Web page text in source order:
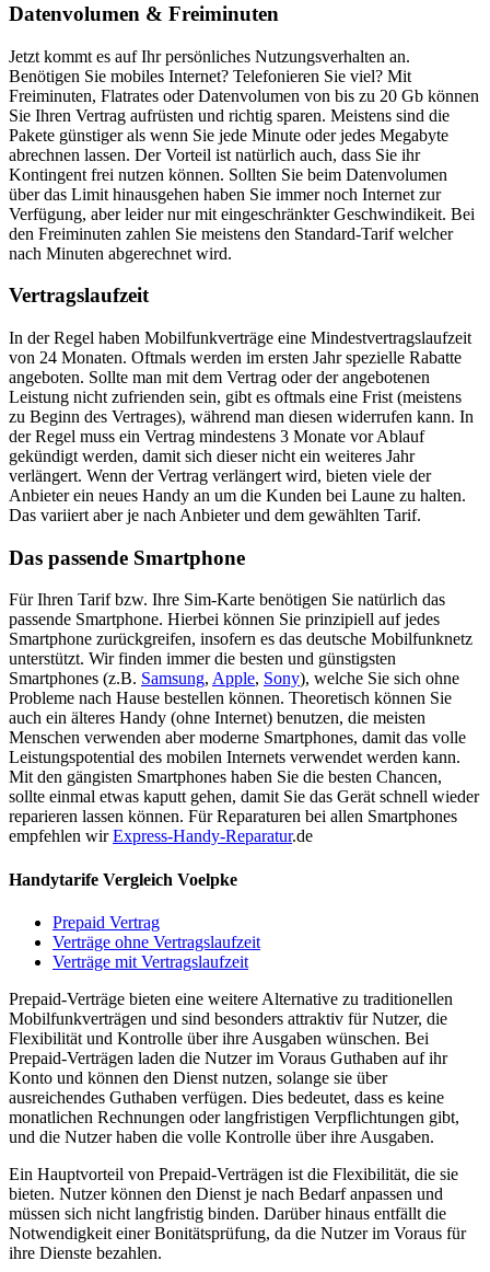
Datenvolumen & Freiminuten
Jetzt kommt es auf Ihr persönliches Nutzungsverhalten an.
Benötigen Sie mobiles Internet? Telefonieren Sie viel? Mit
Freiminuten, Flatrates oder Datenvolumen von bis zu 20 Gb können
Sie Ihren Vertrag aufrüsten und richtig sparen. Meistens sind die
Pakete günstiger als wenn Sie jede Minute oder jedes Megabyte
abrechnen lassen. Der Vorteil ist natürlich auch, dass Sie ihr
Kontingent frei nutzen können. Sollten Sie beim Datenvolumen
über das Limit hinausgehen haben Sie immer noch Internet zur
Verfügung, aber leider nur mit eingeschränkter Geschwindikeit. Bei
den Freiminuten zahlen Sie meistens den Standard-Tarif welcher
nach Minuten abgerechnet wird.
Vertragslaufzeit
In der Regel haben Mobilfunkverträge eine Mindestvertragslaufzeit
von 24 Monaten. Oftmals werden im ersten Jahr spezielle Rabatte
angeboten. Sollte man mit dem Vertrag oder der angebotenen
Leistung nicht zufrienden sein, gibt es oftmals eine Frist (meistens
zu Beginn des Vertrages), während man diesen widerrufen kann. In
der Regel muss ein Vertrag mindestens 3 Monate vor Ablauf
gekündigt werden, damit sich dieser nicht ein weiteres Jahr
verlängert. Wenn der Vertrag verlängert wird, bieten viele der
Anbieter ein neues Handy an um die Kunden bei Laune zu halten.
Das variiert aber je nach Anbieter und dem gewählten Tarif.
Das passende Smartphone
Für Ihren Tarif bzw. Ihre Sim-Karte benötigen Sie natürlich das
passende Smartphone. Hierbei können Sie prinzipiell auf jedes
Smartphone zurückgreifen, insofern es das deutsche Mobilfunknetz
unterstützt. Wir finden immer die besten und günstigsten
Smartphones (z.B. Samsung, Apple, Sony), welche Sie sich ohne
Probleme nach Hause bestellen können. Theoretisch können Sie
auch ein älteres Handy (ohne Internet) benutzen, die meisten
Menschen verwenden aber moderne Smartphones, damit das volle
Leistungspotential des mobilen Internets verwendet werden kann.
Mit den gängisten Smartphones haben Sie die besten Chancen,
sollte einmal etwas kaputt gehen, damit Sie das Gerät schnell wieder
reparieren lassen können. Für Reparaturen bei allen Smartphones
empfehlen wirExpress-Handy-Reparatur.de
Handytarife Vergleich Voelpke
Prepaid Vertrag
Verträge ohne Vertragslaufzeit
Verträge mit Vertragslaufzeit
Prepaid-Verträge bieten eine weitere Alternative zu traditionellen
Mobilfunkverträgen und sind besonders attraktiv für Nutzer, die
Flexibilität und Kontrolle über ihre Ausgaben wünschen. Bei
Prepaid-Verträgen laden die Nutzer im Voraus Guthaben auf ihr
Konto und können den Dienst nutzen, solange sie über
ausreichendes Guthaben verfügen. Dies bedeutet, dass es keine
monatlichen Rechnungen oder langfristigen Verpflichtungen gibt,
und die Nutzer haben die volle Kontrolle über ihre Ausgaben.
Ein Hauptvorteil von Prepaid-Verträgen ist die Flexibilität, die sie
bieten. Nutzer können den Dienst je nach Bedarf anpassen und
müssen sich nicht langfristig binden. Darüber hinaus entfällt die
Notwendigkeit einer Bonitätsprüfung, da die Nutzer im Voraus für
ihre Dienste bezahlen.